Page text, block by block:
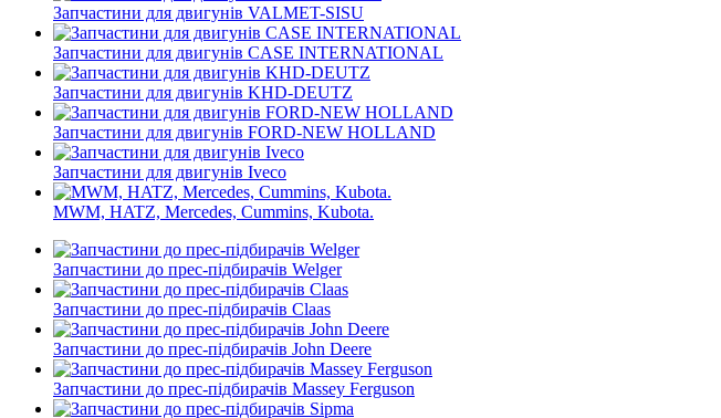
Запчастини для двигунів VALMET-SISU
Запчастини для двигунів CASE INTERNATIONAL
Запчастини для двигунів KHD-DEUTZ
Запчастини для двигунів FORD-NEW HOLLAND
Запчастини для двигунів Iveco
MWM, HATZ, Mercedes, Cummins, Kubota.
Запчастини до прес-підбирачів Welger
Запчастини до прес-підбирачів Claas
Запчастини до прес-підбирачів John Deere
Запчастини до прес-підбирачів Massey Ferguson